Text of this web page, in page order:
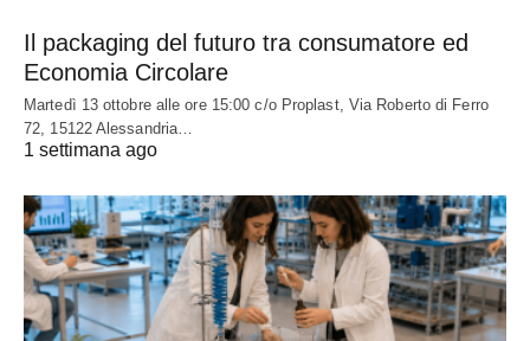
Il packaging del futuro tra consumatore ed
Economia Circolare
Martedì 13 ottobre alle ore 15:00 c/o Proplast, Via Roberto di Ferro
72, 15122 Alessandria…
1 settimana ago